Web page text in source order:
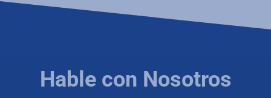
Hable con Nosotros